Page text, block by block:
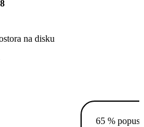
8
na disku
65 %